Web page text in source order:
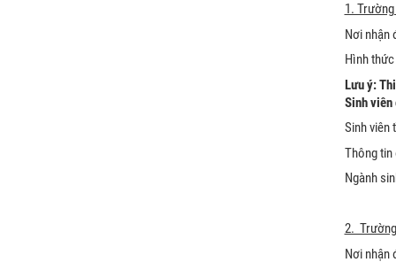
1.
Nơi nhận
Hình
Lưu ý:
Sinh viên
Sinh viên
Thông tin
Ngành
2.
Nơi nhận